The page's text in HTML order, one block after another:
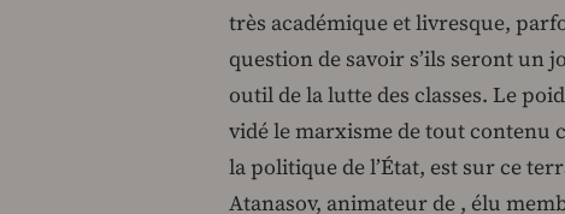
très académique et livresque,
question de savoir s’ils seront un
outil de la lutte des classes. Le
vidé le marxisme de tout contenu
la politique de l’État, est sur ce
Atanasov, animateur de , élu